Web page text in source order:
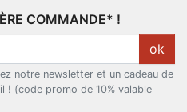
COMMANDE* !
ok
notre newsletter et un cadeau de
! (code promo de 10% valable